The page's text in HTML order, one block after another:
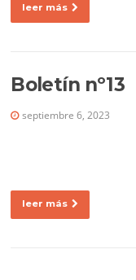
leer más
Boletín nº13
septiembre 6, 2023
leer más